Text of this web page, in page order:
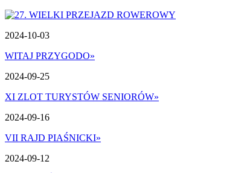
2024-10-03
WITAJ PRZYGODO»
2024-09-25
XI ZLOT TURYSTÓW SENIORÓW»
2024-09-16
VII RAJD PIAŚNICKI»
2024-09-12